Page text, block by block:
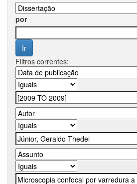
por
Filtros correntes: